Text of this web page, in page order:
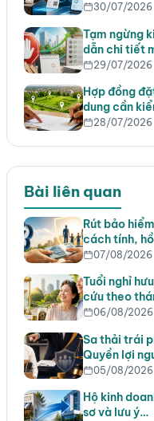
30/07/2026
Tạm ngừng
dẫn chi tiết
29/07/2026
Hợp đồng
dung cần
28/07/2026
Bài liên quan
Rút bảo
cách tính,
07/08/2026
Tuổi nghỉ
cứu theo
06/08/2026
Sa thải trái
Quyền lợi
05/08/2026
Hộ kinh
sơ và lưu ý…